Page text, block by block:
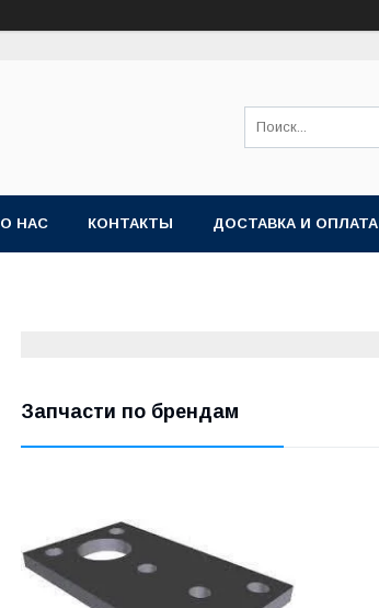
О НАС КОНТАКТЫ ДОСТАВКА И ОПЛАТА
Запчасти по брендам